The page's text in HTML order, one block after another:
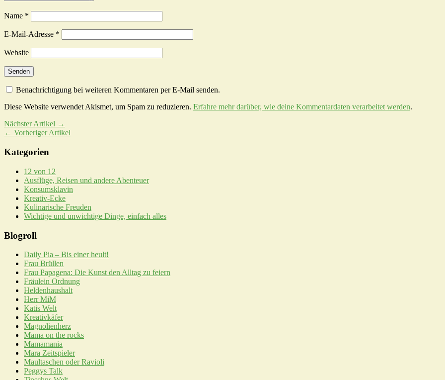
Name *
E-Mail-Adresse *
Website
Benachrichtigung bei weiteren Kommentaren per E-Mail senden.
Diese Website verwendet Akismet, um Spam zu reduzieren. Erfahre mehr darüber, wie deine Kommentardaten verarbeitet werden.
Nächster Artikel →
← Vorheriger Artikel
Kategorien
12 von 12
Ausflüge, Reisen und andere Abenteuer
Konsumsklavin
Kreativ-Ecke
Kulinarische Freuden
Wichtige und unwichtige Dinge, einfach alles
Blogroll
Daily Pia – Bis einer heult!
Frau Brüllen
Frau Papagena: Die Kunst den Alltag zu feiern
Fräulein Ordnung
Heldenhaushalt
Herr MiM
Katis Welt
Kreativkäfer
Magnolienherz
Mama on the rocks
Mamamania
Mara Zeitspieler
Maultaschen oder Ravioli
Peggys Talk